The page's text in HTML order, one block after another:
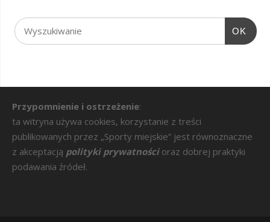
OK
Przypomnienie i ostrzeżenie:
ta witryna używa cookies, korzystanie z treści
publikowanych przez „Sporty miejskie” jest równoznaczne
z akceptacją polityki prywatności oraz dobrej praktyki
podawania źródeł.